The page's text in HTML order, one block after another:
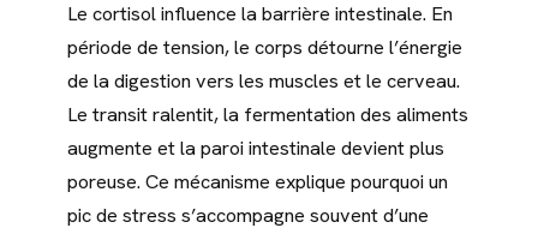
Le cortisol influence la barrière intestinale. En
période de tension, le corps détourne l’énergie
de la digestion vers les muscles et le cerveau.
Le transit ralentit, la fermentation des aliments
augmente et la paroi intestinale devient plus
poreuse. Ce mécanisme explique pourquoi un
pic de stress s’accompagne souvent d’une